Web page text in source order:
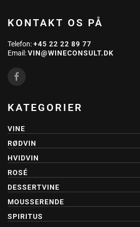
KONTAKT OS PÅ
Telefon:+45 22 22 89 77
Email:VIN@WINECONSULT.DK
KATEGORIER
VINE
RØDVIN
HVIDVIN
ROSÉ
DESSERTVINE
MOUSSERENDE
SPIRITUS